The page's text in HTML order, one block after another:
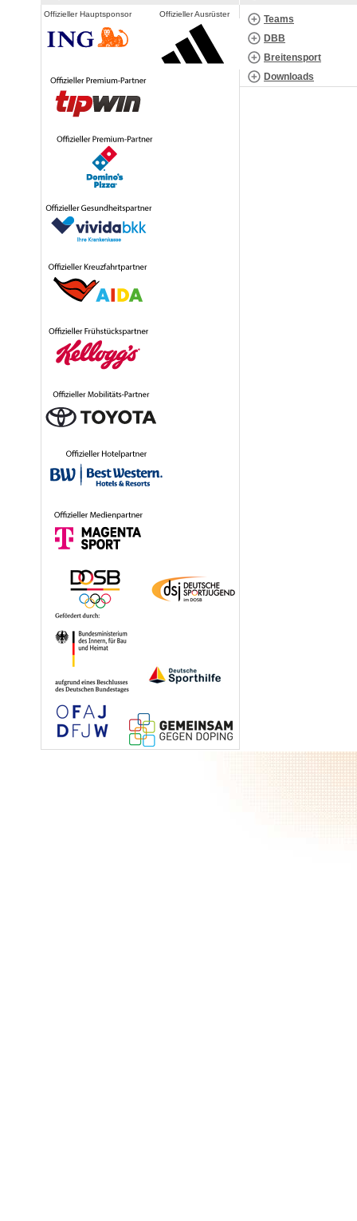
Offizieller Hauptsponsor Offizieller Ausrüster
Teams
DBB
Breitensport
Downloads